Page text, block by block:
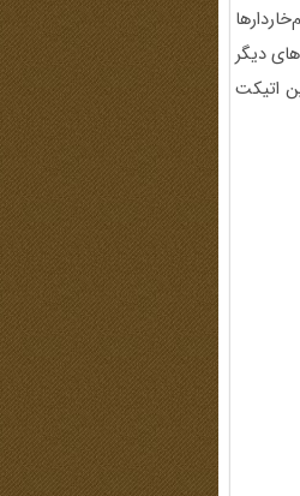
دیگر
همچنین اتیکت